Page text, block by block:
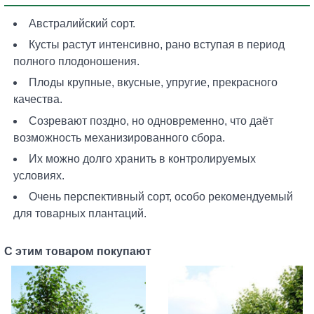
Австралийский сорт.
Кусты растут интенсивно, рано вступая в период
полного плодоношения.
Плоды крупные, вкусные, упругие, прекрасного
качества.
Созревают поздно, но одновременно, что даёт
возможность механизированного сбора.
Их можно долго хранить в контролируемых
условиях.
Очень перспективный сорт, особо рекомендуемый
для товарных плантаций.
С этим товаром покупают